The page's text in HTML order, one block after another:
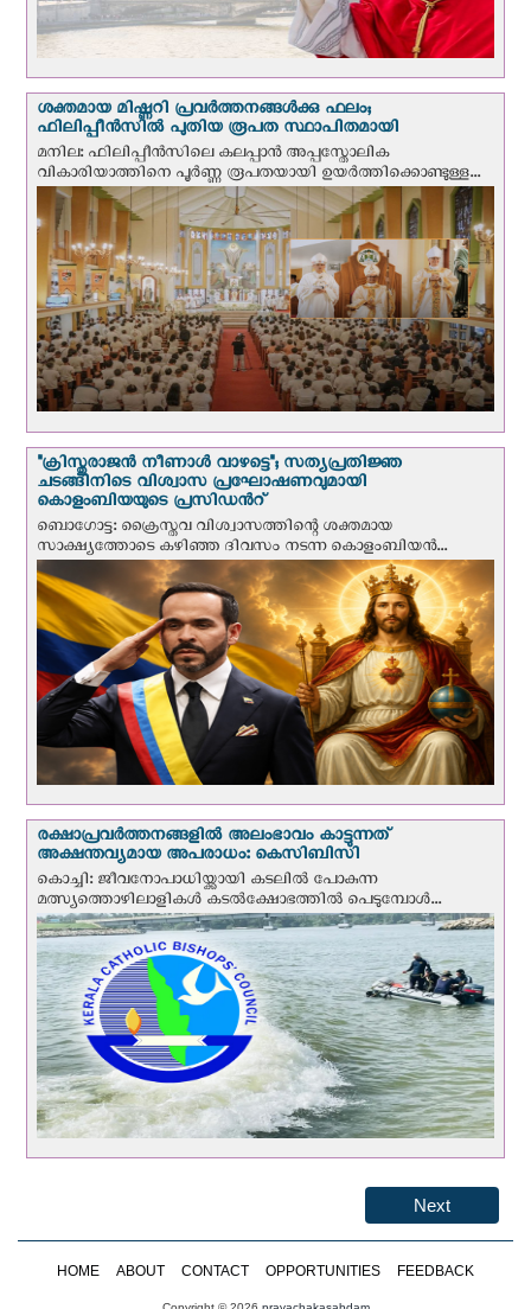
ശക്തമായ മിഷ്ണറി പ്രവർത്തനങ്ങൾക്കു ഫലം;
ഫിലിപ്പീൻസിൽ പുതിയ രൂപത സ്ഥാപിതമായി
മനില: ഫിലിപ്പീൻസിലെ കലപ്പാൻ അപ്പസ്തോലിക
വികാരിയാത്തിനെ പൂർണ്ണ രൂപതയായി ഉയർത്തിക്കൊണ്ടുള്ള...
"ക്രിസ്തുരാജന്‍ നീണാള്‍ വാഴട്ടെ"; സത്യപ്രതിജ്ഞ
ചടങ്ങിനിടെ വിശ്വാസ പ്രഘോഷണവുമായി
കൊളംബിയയുടെ പ്രസിഡന്‍റ്
ബൊഗോട്ട: ക്രൈസ്തവ വിശ്വാസത്തിന്റെ ശക്തമായ
സാക്ഷ്യത്തോടെ കഴിഞ്ഞ ദിവസം നടന്ന കൊളംബിയന്‍...
രക്ഷാപ്രവര്‍ത്തനങ്ങളില്‍ അലംഭാവം കാട്ടുന്നത്
അക്ഷന്തവ്യമായ അപരാധം: കെസിബിസി
കൊച്ചി: ജീവനോപാധിയ്ക്കായി കടലില്‍ പോകുന്ന
മത്സ്യത്തൊഴിലാളികള്‍ കടല്‍ക്ഷോഭത്തില്‍ പെടുമ്പോള്‍...
Next
HOME ABOUT CONTACT OPPORTUNITIES FEEDBACK